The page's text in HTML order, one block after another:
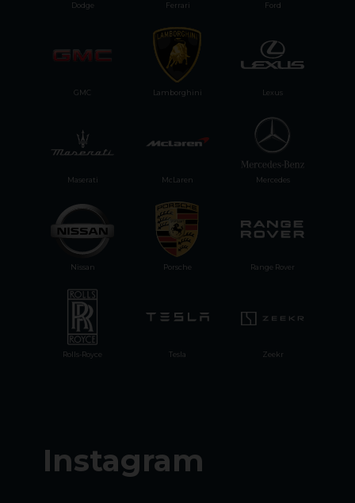
Zeekr
GMC
Dodge Ford
Porsche Range Rover
Tesla
Nissan
Rolls-Royce
Mercedes
McLaren
Maserati
Lexus
Lamborghini
Ferrari
Instagram